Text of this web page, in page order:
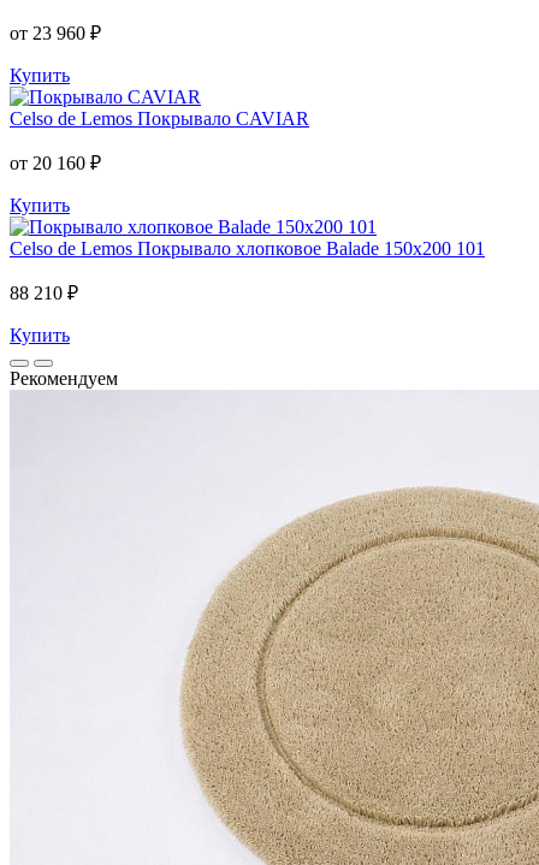
от 23 960 ₽
Купить
Celso de Lemos Покрывало CAVIAR
от 20 160 ₽
Купить
Celso de Lemos Покрывало хлопковое Balade 150x200 101
88 210 ₽
Купить
Рекомендуем